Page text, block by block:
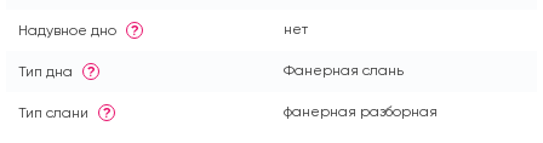
Надувное дно ? нет
Тип дна ? Фанерная слань
Тип слани ? фанерная разборная